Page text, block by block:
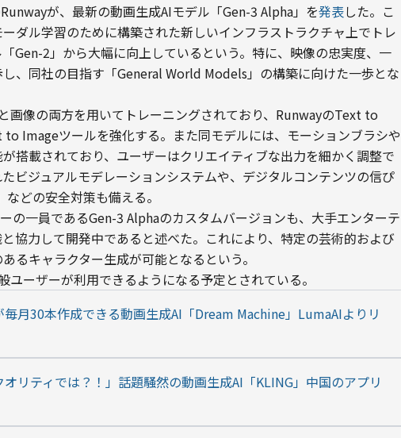
が、最新の動画生成AIモデル「Gen-3 Alpha」を発表した。こ
ダル学習のために構築された新しいインフラストラクチャ上でトレ
Gen-2」から大幅に向上しているという。特に、映像の忠実度、一
、同社の目指す「General World Models」の構築に向けた一歩とな
画像の両方を用いてトレーニングされており、RunwayのText to
Imageツールを強化する。また同モデルには、モーションブラシや
搭載されており、ユーザーはクリエイティブな出力を細かく調整で
ビジュアルモデレーションシステムや、デジタルコンテンツの信ぴ
どの安全対策も備える。
の一員であるGen-3 Alphaのカスタムバージョンも、大手エンターテ
協力して開発中であると述べた。これにより、特定の芸術的および
るキャラクター生成が可能となるという。
ユーザーが利用できるようになる予定とされている。
月30本作成できる動画生成AI「Dream Machine」LumaAIよりリ
リティでは？！」話題騒然の動画生成AI「KLING」中国のアプリ